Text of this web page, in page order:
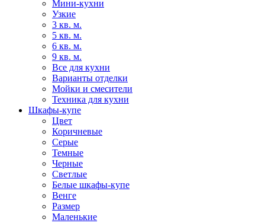
Мини-кухни
Узкие
3 кв. м.
5 кв. м.
6 кв. м.
9 кв. м.
Все для кухни
Варианты отделки
Мойки и смесители
Техника для кухни
Шкафы-купе
Цвет
Коричневые
Серые
Темные
Черные
Светлые
Белые шкафы-купе
Венге
Размер
Маленькие